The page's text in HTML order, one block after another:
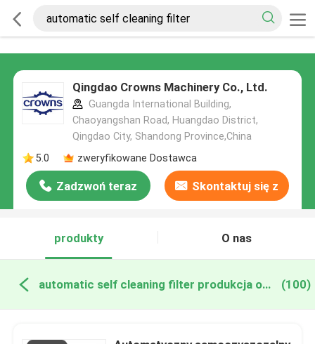
Qingdao Crowns Machinery Co., Ltd.
Guangda International Building,
Chaoyangshan Road, Huangdao District,
Qingdao City, Shandong Province,China
5.0
zweryfikowane Dostawca
Zadzwoń teraz Skontaktuj się z
produkty
O nas
automatic self cleaning filter produkcja online (100)